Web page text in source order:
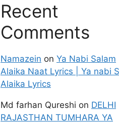
Recent
Comments
Namazein on Ya Nabi Salam
Alaika Naat Lyrics | Ya nabi
Alaika Lyrics
Md farhan Qureshi on DELHI
RAJASTHAN TUMHARA YA